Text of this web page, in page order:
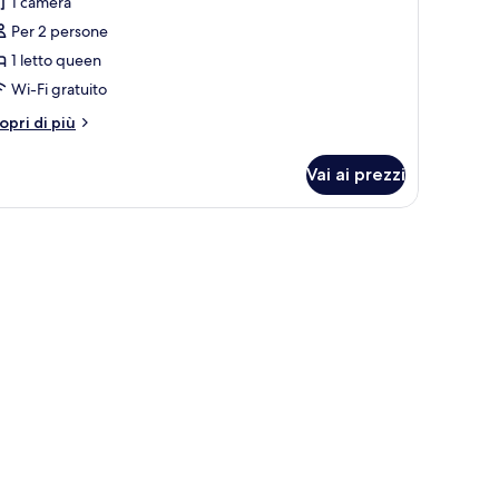
Per 2 persone
1 letto queen
Wi-Fi gratuito
di più
Vai ai prezzi